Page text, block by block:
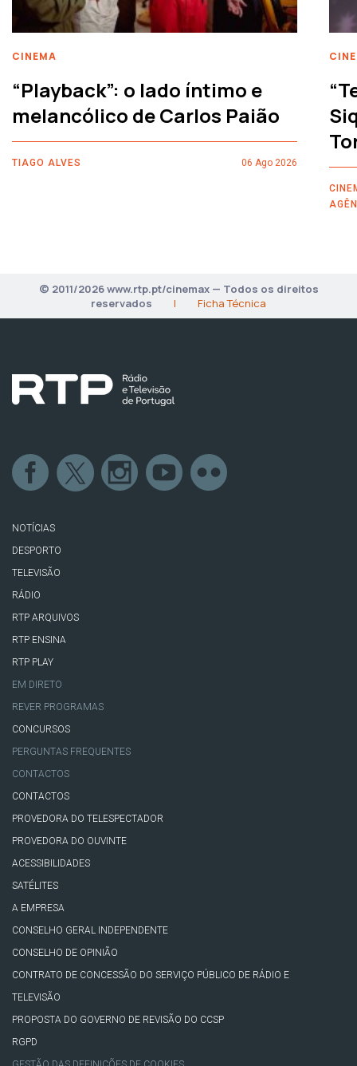
CINEMA
“Playback”: o lado íntimo e
melancólico de Carlos Paião
TIAGO ALVES 06 Ago 2026
© 2011/2026 www.rtp.pt/cinemax — Todos os direitos
reservados
| Ficha Técnica
NOTÍCIAS
DESPORTO
TELEVISÃO
RÁDIO
RTP ARQUIVOS
RTP ENSINA
RTP PLAY
EM DIRETO
REVER PROGRAMAS
CONCURSOS
PERGUNTAS FREQUENTES
CONTACTOS
CONTACTOS
PROVEDORA DO TELESPECTADOR
PROVEDORA DO OUVINTE
ACESSIBILIDADES
SATÉLITES
A EMPRESA
CONSELHO GERAL INDEPENDENTE
CONSELHO DE OPINIÃO
CONTRATO DE CONCESSÃO DO SERVIÇO PÚBLICO DE RÁDIO E
TELEVISÃO
PROPOSTA DO GOVERNO DE REVISÃO DO CCSP
RGPD